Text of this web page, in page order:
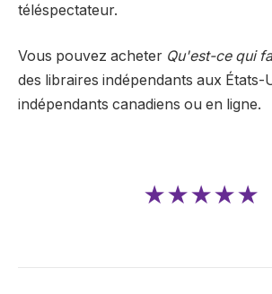
téléspectateur.
Vous pouvez acheter Qu'est-ce qui
des libraires indépendants aux États-
indépendants canadiens ou en ligne.
★★★★★